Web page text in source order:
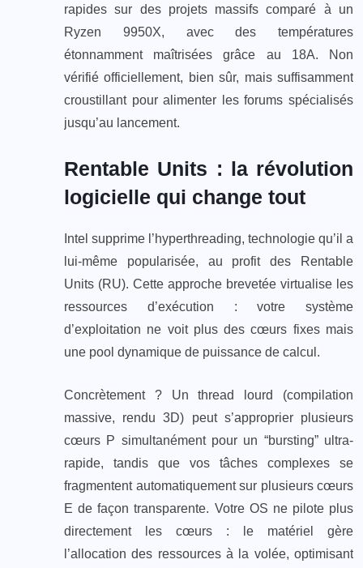
rapides sur des projets massifs comparé à un
Ryzen 9950X, avec des températures
étonnamment maîtrisées grâce au 18A. Non
vérifié officiellement, bien sûr, mais suffisamment
croustillant pour alimenter les forums spécialisés
jusqu’au lancement.
Rentable Units : la révolution
logicielle qui change tout
Intel supprime l’hyperthreading, technologie qu’il a
lui-même popularisée, au profit des Rentable
Units (RU). Cette approche brevetée virtualise les
ressources d’exécution : votre système
d’exploitation ne voit plus des cœurs fixes mais
une pool dynamique de puissance de calcul.
Concrètement ? Un thread lourd (compilation
massive, rendu 3D) peut s’approprier plusieurs
cœurs P simultanément pour un “bursting” ultra-
rapide, tandis que vos tâches complexes se
fragmentent automatiquement sur plusieurs cœurs
E de façon transparente. Votre OS ne pilote plus
directement les cœurs : le matériel gère
l’allocation des ressources à la volée, optimisant